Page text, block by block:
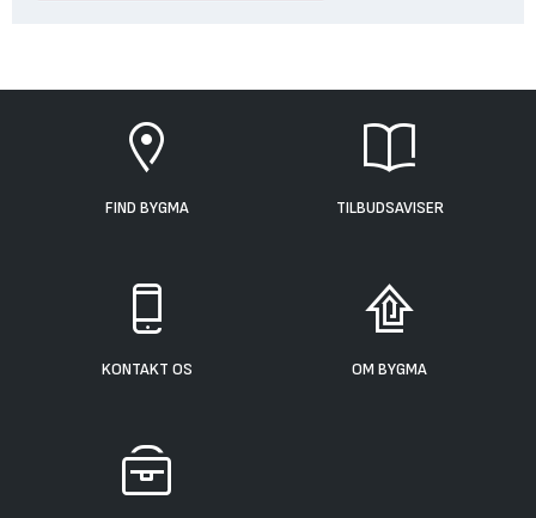
FIND BYGMA TILBUDSAVISER
KONTAKT OS OM BYGMA